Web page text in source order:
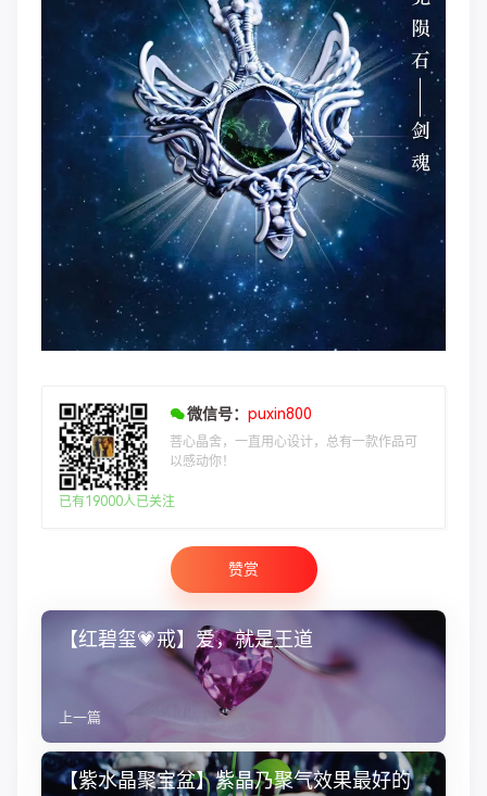
微信号： puxin800
菩心晶舍，一直用心设计，总有一款作品可
以感动你！
已有19000人已关注
赞赏
【红碧玺💗戒】爱，就是王道
上一篇
【紫水晶聚宝盆】紫晶乃聚气效果最好的